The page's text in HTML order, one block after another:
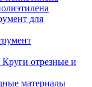
для
Круги отрезные и